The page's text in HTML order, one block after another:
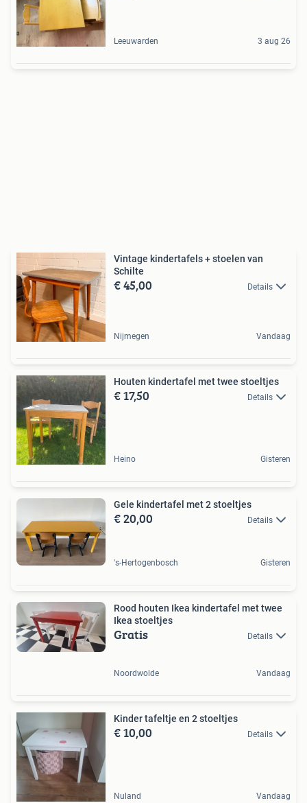
Leeuwarden 3 aug 26
Vintage kindertafels + stoelen van
Schilte
€ 45,00 Details
Nijmegen Vandaag
Houten kindertafel met twee stoeltjes
€ 17,50 Details
Heino Gisteren
Gele kindertafel met 2 stoeltjes
€ 20,00 Details
's-Hertogenbosch Gisteren
Rood houten Ikea kindertafel met twee
Ikea stoeltjes
Gratis Details
Noordwolde Vandaag
Kinder tafeltje en 2 stoeltjes
€ 10,00 Details
Nuland Vandaag